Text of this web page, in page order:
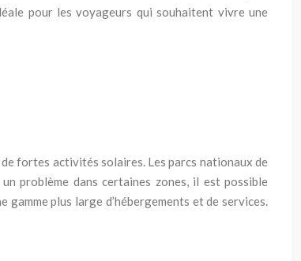
pour les voyageurs qui souhaitent vivre une
fortes activités solaires. Les parcs nationaux de
problème dans certaines zones, il est possible
gamme plus large d’hébergements et de services.